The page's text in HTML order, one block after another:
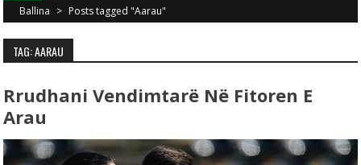
Ballina > Posts tagged "Aarau"
TAG: AARAU
Rrudhani Vendimtarë Në Fitoren E
Arau